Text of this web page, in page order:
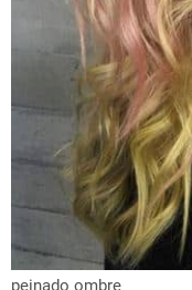
peinado ombre